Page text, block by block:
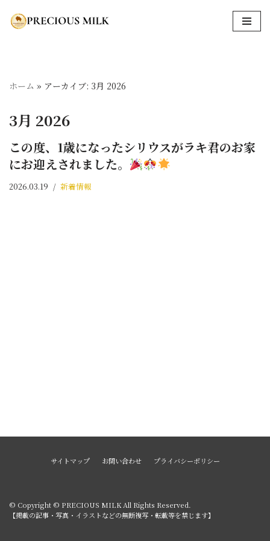
コ
ツ
ス
ッ
プ
ホーム » アーカイブ: 3月 2026
3月 2026
この度、1歳になったシリウスがラキ君のお家
にお迎えされました。
2026.03.19 新着情報
サイトマップ お問い合わせ プライバシーポリシー
© Copyright © PRECIOUS MILK All Rights Reserved.
【掲載の記事・写真・イラストなどの無断複写・転載等を禁じます】